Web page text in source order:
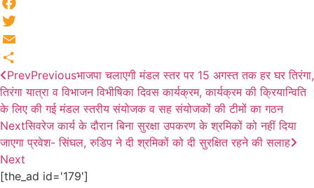
Facebook
Twitter
Email
Share
PrevPreviousभाजपा चलाएगी मंडल स्तर पर 15 अगस्त तक हर घर तिरंगा,
तिरंगा यात्रा व विभाजन विभीषिका दिवस कार्यक्रम, कार्यक्रम की क्रियान्विति
के लिए की गई मंडल स्तरीय संयोजक व सह संयोजकोंं की टीमों का गठन
Nextसिवरेज कार्य के दौरान बिना सुरक्षा उपकरण के श्रमिकों को नहीं दिया
जाएगा प्रवेश- सिंघल, रुडिप ने दी श्रमिकों को दी सुरक्षित रहने की सलाह
Next
[the_ad id='179']